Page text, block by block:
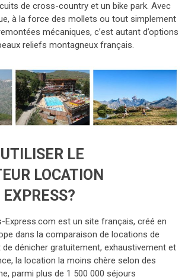
de cross-country et un bike park. Avec
à la force des mollets ou tout simplement
mécaniques, c’est autant d’options
reliefs montagneux français.
LE
LOCATION
Express.com est un site français, créé en
dans la comparaison de locations de
dénicher gratuitement, exhaustivement et
la location la moins chère selon des
parmi plus de 1 500 000 séjours